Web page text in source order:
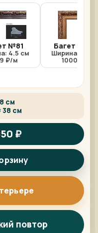
№81
4.5 см
₽/м
Багет №81/
Ширина: 4.5
1000 ₽/м
см
38 см
₽
повтор